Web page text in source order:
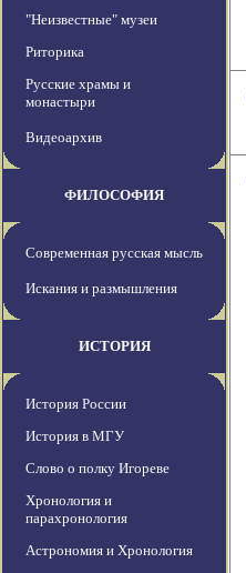
"Неизвестные" музеи
Риторика
Русские храмы и
монастыри
Видеоархив
ФИЛОСОФИЯ
Современная русская мысль
Искания и размышления
ИСТОРИЯ
История России
История в МГУ
Слово о полку Игореве
Хронология и
парахронология
Астрономия и Хронология